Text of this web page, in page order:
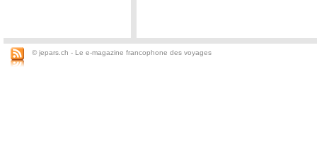
© jepars.ch - Le e-magazine francophone des voyages